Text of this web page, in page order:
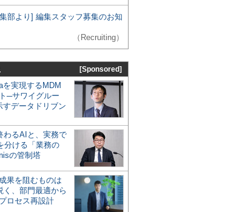
部より] 編集スタッフ募集のお知
（Recruiting）
[Sponsored]
実現するMDM
─サワイグルー
すデータドリブン
わるAIと、実務で
分ける「業務の
の管制塔
果を阻むものは
、部門最適から
ロセス再設計